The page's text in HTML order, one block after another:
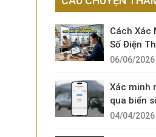
Cách Xác
Số Điện
Diện Cuộc
06/06/2026
Xác minh
qua biển
cần thiết?
04/04/2026